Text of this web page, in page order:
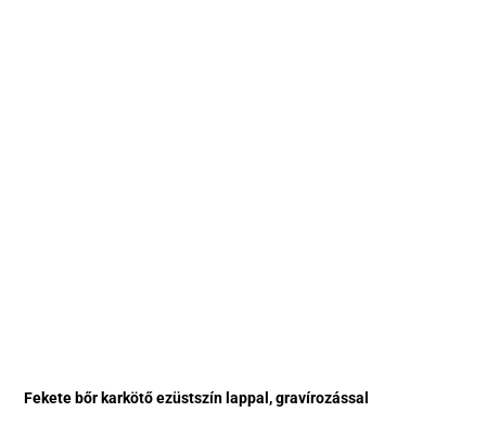
Fekete bőr karkötő ezüstszín lappal, gravírozással